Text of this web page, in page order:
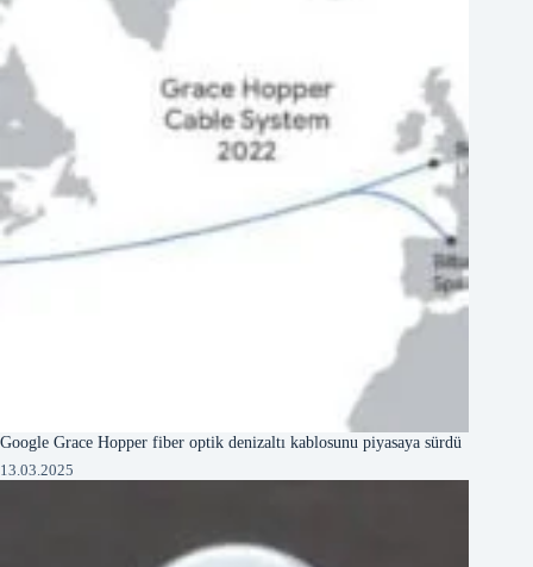
Google Grace Hopper fiber optik denizaltı kablosunu piyasaya sürdü
13.03.2025